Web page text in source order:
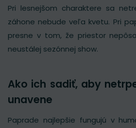
Pri lesnejšom charaktere sa
záhone nebude veľa kvetu. Pri
presne v tom, že priestor
neustálej sezónnej show.
Ako ich sadiť, aby
unavene
Paprade najlepšie fungujú v